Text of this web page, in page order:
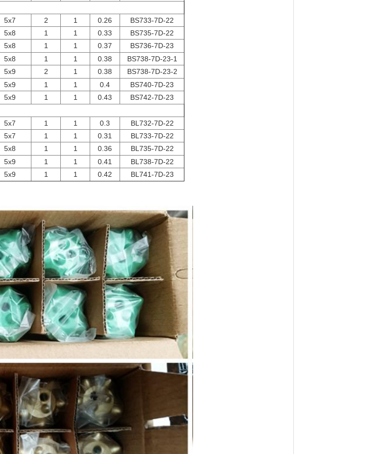
5x7 2 1 0.26
BS733-7D-22
5x8 1 1 0.33
BS735-7D-22
5x8 1 1 0.37
BS736-7D-23
5x8 1 1 0.38
BS738-7D-23-1
5x9 2 1 0.38
BS738-7D-23-2
5x9 1 1 0.4
BS740-7D-23
5x9 1 1 0.43 BS742-7D-23
5x7 1 1 0.3
BL732-7D-22
5x7 1 1 0.31
BL733-7D-22
5x8 1 1 0.36
BL735-7D-22
5x9 1 1 0.41
BL738-7D-22
5x9 1 1 0.42 BL741-7D-23